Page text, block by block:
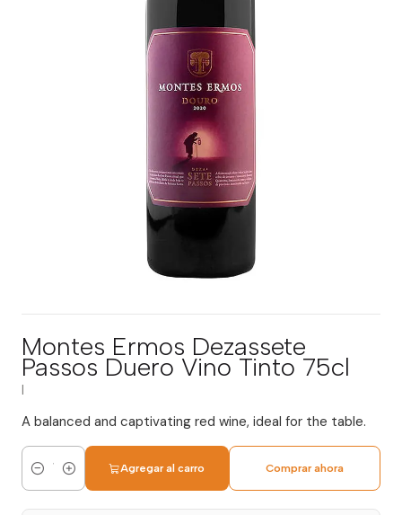
Montes Ermos Dezassete
Passos Duero Vino Tinto 75cl
A balanced and captivating red wine, ideal for the table.
Cantidad
Agregar al carro Comprar ahora